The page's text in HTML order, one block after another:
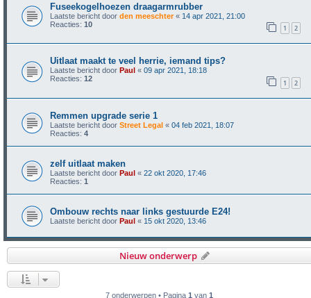
Fuseekogelhoezen draagarmrubber
Laatste bericht door den meeschter« 14 apr 2021, 21:00
Reacties: 10 1 2
Uitlaat maakt te veel herrie, iemand tips?
Laatste bericht door Paul « 09 apr 2021, 18:18
Reacties: 12 1 2
Remmen upgrade serie 1
Laatste bericht door Street Legal « 04 feb 2021, 18:07
Reacties: 4
zelf uitlaat maken
Laatste bericht door Paul « 22 okt 2020, 17:46
Reacties: 1
Ombouw rechts naar links gestuurde E24!
Laatste bericht door Paul « 15 okt 2020, 13:46
Nieuw onderwerp
7 onderwerpen • Pagina 1 van 1